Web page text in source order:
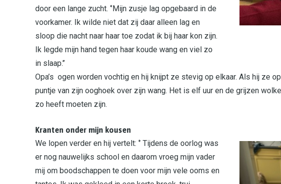
door een lange zucht. ‘’Mijn zusje lag opgebaard in de
voorkamer. Ik wilde niet dat zij daar alleen lag en
sloop die nacht naar haar toe zodat ik bij haar kon zijn.
Ik legde mijn hand tegen haar koude wang en viel zo
in slaap.’’
Opa’s ogen worden vochtig en hij knijpt ze stevig op elkaar. Als hij ze
puntje van zijn ooghoek over zijn wang. Het is elf uur en de grijzen
zo heeft moeten zijn.
Kranten onder mijn kousen
We lopen verder en hij vertelt: ‘’ Tijdens de oorlog was
er nog nauwelijks school en daarom vroeg mijn vader
mij om boodschappen te doen voor mijn vele ooms en